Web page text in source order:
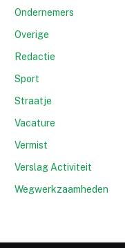
Ondernemers
Overige
Redactie
Sport
Straatje
Vacature
Vermist
Verslag Activiteit
Wegwerkzaamheden